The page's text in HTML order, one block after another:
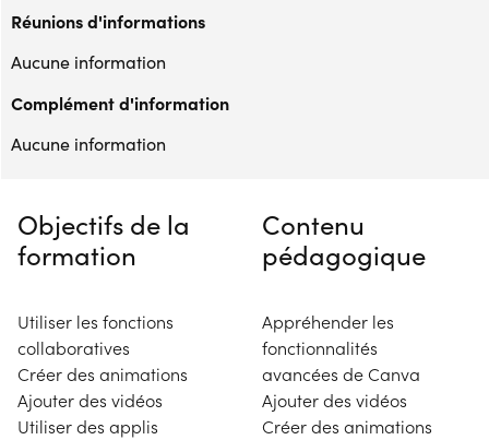
Réunions d'informations
Aucune information
Complément d'information
Aucune information
Objectifs de la
formation
Utiliser les fonctions
collaboratives
Créer des animations
Ajouter des vidéos
Utiliser des applis
Contenu
pédagogique
Appréhender les
fonctionnalités
avancées de Canva
Ajouter des vidéos
Créer des animations